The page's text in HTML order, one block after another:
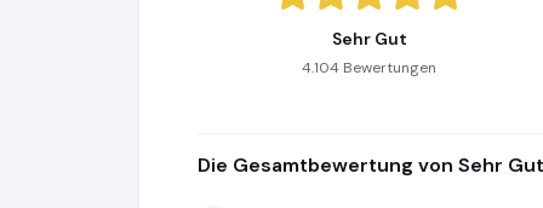
Sehr Gut
4.104 Bewertungen
Die Gesamtbewertung von Sehr